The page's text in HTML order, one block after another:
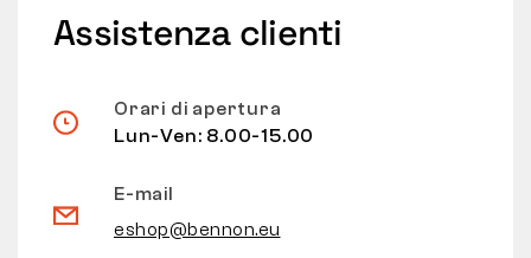
Assistenza clienti
Orari di apertura
Lun-Ven: 8.00-15.00
E-mail
eshop@bennon.eu